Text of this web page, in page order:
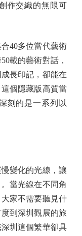
作交織的無限可
40多位當代藝術
載的藝術對話，
長印記，卻能在
個隱藏版高質當
刻的是一系列以
變化的光線，讓
當光線在不同角
家不需要聽見什
到深圳觀展的旅
圳這個繁華卻具